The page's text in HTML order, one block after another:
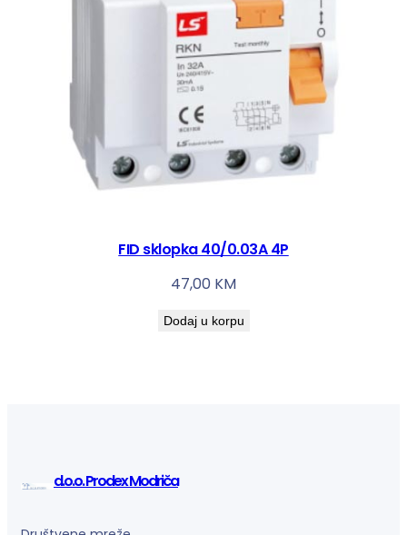
FID sklopka 40/0.03A 4P
47,00 KM
Dodaj u korpu
d.o.o. Prodex Modriča